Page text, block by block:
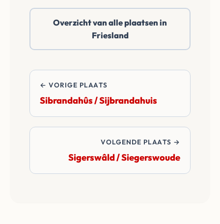
Sigerswâld of
daarbuiten. Wij
betalen alle
overdrachtskosten
Overzicht van alle plaatsen in
Friesland
← VORIGE PLAATS
Sibrandahûs / Sijbrandahuis
VOLGENDE PLAATS →
Sigerswâld / Siegerswoude